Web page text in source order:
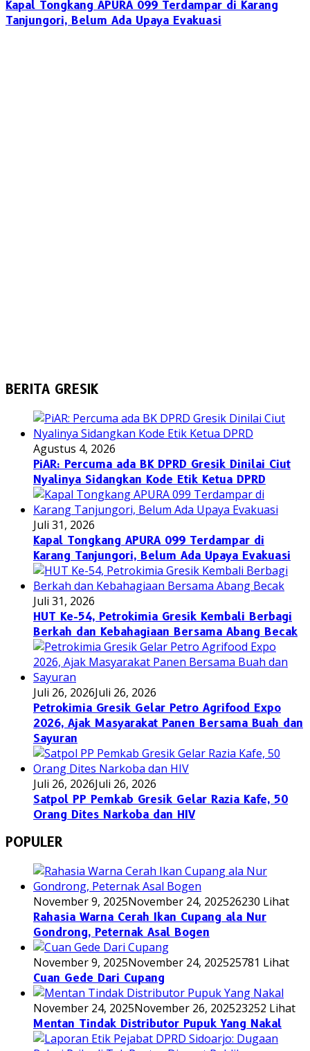
Kapal Tongkang APURA 099 Terdampar di Karang
Tanjungori, Belum Ada Upaya Evakuasi
BERITA GRESIK
Agustus 4, 2026
PiAR: Percuma ada BK DPRD Gresik Dinilai Ciut
Nyalinya Sidangkan Kode Etik Ketua DPRD
Juli 31, 2026
Kapal Tongkang APURA 099 Terdampar di
Karang Tanjungori, Belum Ada Upaya Evakuasi
Juli 31, 2026
HUT Ke-54, Petrokimia Gresik Kembali Berbagi
Berkah dan Kebahagiaan Bersama Abang Becak
Juli 26, 2026Juli 26, 2026
Petrokimia Gresik Gelar Petro Agrifood Expo
2026, Ajak Masyarakat Panen Bersama Buah dan
Sayuran
Juli 26, 2026Juli 26, 2026
Satpol PP Pemkab Gresik Gelar Razia Kafe, 50
Orang Dites Narkoba dan HIV
POPULER
November 9, 2025November 24, 202526230 Lihat
Rahasia Warna Cerah Ikan Cupang ala Nur
Gondrong, Peternak Asal Bogen
November 9, 2025November 24, 202525781 Lihat
Cuan Gede Dari Cupang
November 24, 2025November 26, 202523252 Lihat
Mentan Tindak Distributor Pupuk Yang Nakal